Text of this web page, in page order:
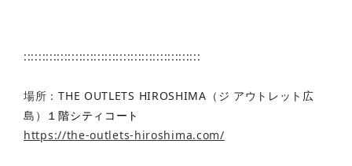
::::::::::::::::::::::::::::::::::::::::::::::::
場所：THE OUTLETS HIROSHIMA（ジ アウトレット広
島）
１階シティコート
https://the-outlets-hiroshima.com/